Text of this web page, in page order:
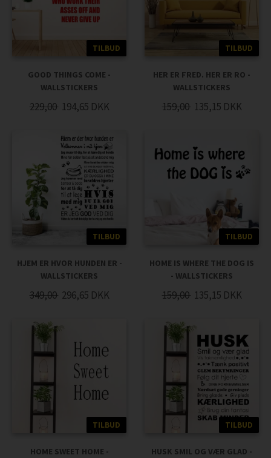
TILBUD
GOOD THINGS COME -
WALLSTICKERS
229,00 194,65 DKK
TILBUD
HER ER FRED. HER ER RO -
WALLSTICKERS
159,00 135,15 DKK
TILBUD
HJEM ER HVOR HUNDEN ER -
WALLSTICKERS
349,00 296,65 DKK
TILBUD
HOME IS WHERE THE DOG IS
- WALLSTICKERS
159,00 135,15 DKK
TILBUD
HOME SWEET HOME -
TILBUD
HUSK SMIL OG VÆR GLAD -